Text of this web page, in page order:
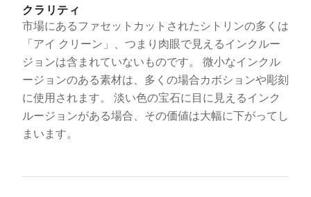
クラリティ
市場にあるファセットカットされたシトリンの多くは
「アイ クリーン」、つまり肉眼で見えるインクルー
ジョンは含まれていないものです。 微小なインクル
ージョンのある素材は、多くの場合カボションや彫刻
に使用されます。 淡い色の宝石に目に見えるインク
ルージョンがある場合、その価値は大幅に下がってし
まいます。